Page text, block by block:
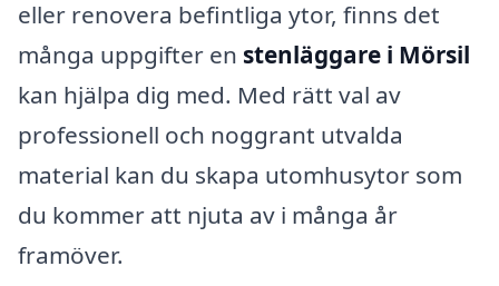
eller renovera befintliga ytor, finns det
många uppgifter en stenläggare i Mörsil
kan hjälpa dig med. Med rätt val av
professionell och noggrant utvalda
material kan du skapa utomhusytor som
du kommer att njuta av i många år
framöver.